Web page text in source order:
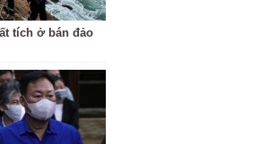
tích ở bán đảo